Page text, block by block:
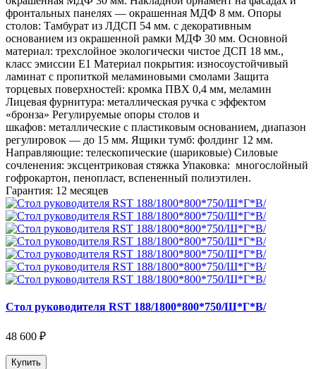
фронтальных панелях — окрашенная МДФ 8 мм. Опоры
столов: Тамбурат из ЛДСП 54 мм. с декоративным
основанием из окрашенной рамки МДФ 30 мм. Основной
материал: трехслойное экологически чистое ДСП 18 мм.,
класс эмиссии Е1 Материал покрытия: износоустойчивый
ламинат с пропиткой меламиновыми смолами Защита
торцевых поверхностей: кромка ПВХ 0,4 мм, меламин
Лицевая фурнитура: металлическая ручка с эффектом
«бронза» Регулируемые опоры столов и
шкафов: металлические с пластиковым основанием, диапазон
регулировок — до 15 мм. Ящики тумб: фолдинг 12 мм.
Направляющие: телескопические (шариковые) Силовые
сочленения: эксцентриковая стяжка Упаковка: многослойный
гофрокартон, пенопласт, вспененный полиэтилен.
Гарантия: 12 месяцев
Стол руководителя RST 188/1800*800*750/Ш*Г*В/
48 600 ₽
Купить